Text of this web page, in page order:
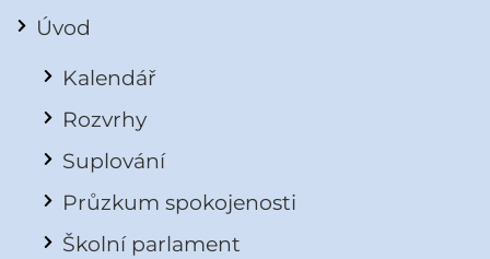
Úvod
Kalendář
Rozvrhy
Suplování
Průzkum spokojenosti
Školní parlament